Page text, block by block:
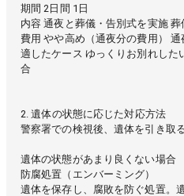
期間 2日間 1日
内容 通夜と葬儀・告別式を実施
費用 やや高め（通夜分の費用）
適したケース ゆっくりお別れした
合
2. 遺体の状態に応じた対応方法
警察署での検視後、遺体を引き取
遺体の状態があまり良くない場合
防腐処置（エンバーミング）
遺体を保存し、腐敗を防ぐ処置。